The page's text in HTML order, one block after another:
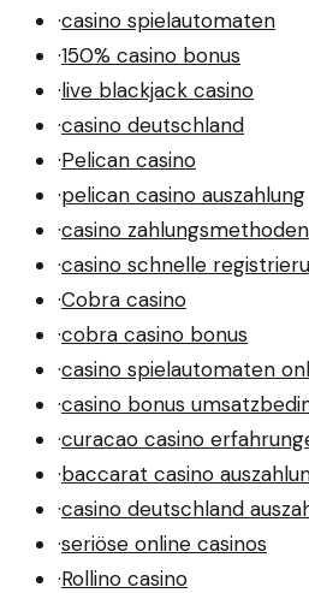
·casino spielautomaten
·150% casino bonus
·live blackjack casino
·casino deutschland
·Pelican casino
·pelican casino auszahlung
·casino zahlungsmethoden
·casino schnelle
·Cobra casino
·cobra casino bonus
·casino spielautomaten
·casino bonus
·curacao casino
·baccarat casino
·casino deutschland
·seriöse online casinos
·Rollino casino